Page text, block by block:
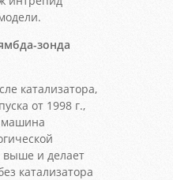
зонда
катализатора,
от 1998 г.,
машина
выше и делает
катализатора